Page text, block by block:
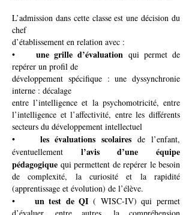
L’admission dans cette classe est une décision du
chef
d’établissement en relation avec :
•
une grille d’évaluation qui permet de
repérer un profil de
développement spécifique : une dyssynchronie
interne : décalage
entre l’intelligence et la psychomotricité, entre
l’intelligence et l’affectivité, entre les différents
secteurs du développement intellectuel
• les évaluations scolaires de l’enfant,
éventuellement l’avis d’une équipe
pédagogique qui permettent de repérer le besoin
de complexité, la curiosité et la rapidité
(apprentissage et évolution) de l’élève.
• un test de QI( WISC-IV) qui permet